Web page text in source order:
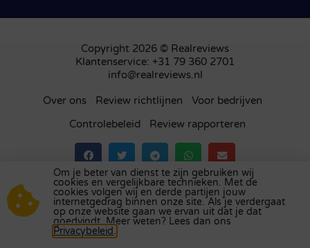
Copyright 2026 © Realreviews
Klantenservice: +31 79 360 2701
info@realreviews.nl
Over ons Review richtlijnen
Voor bedrijven
Controlebeleid
Review rapporteren
Bezoek ons review platform inhet Verenigd
Koninkrijk,Frankrijk,Duitsland ,België,Spanje,
Italië
,Portugal,Polen,Denemarken ,Finland
Zweden.
Om je beter van dienst te zijn gebruiken wij
cookies en vergelijkbare technieken. Met de
cookies volgen wij en derde partijen jouw
internetgedrag binnen onze site. Als je verdergaat
op onze website gaan we ervan uit dat je dat
goedvindt. Meer weten? Lees dan ons
Privacybeleid.